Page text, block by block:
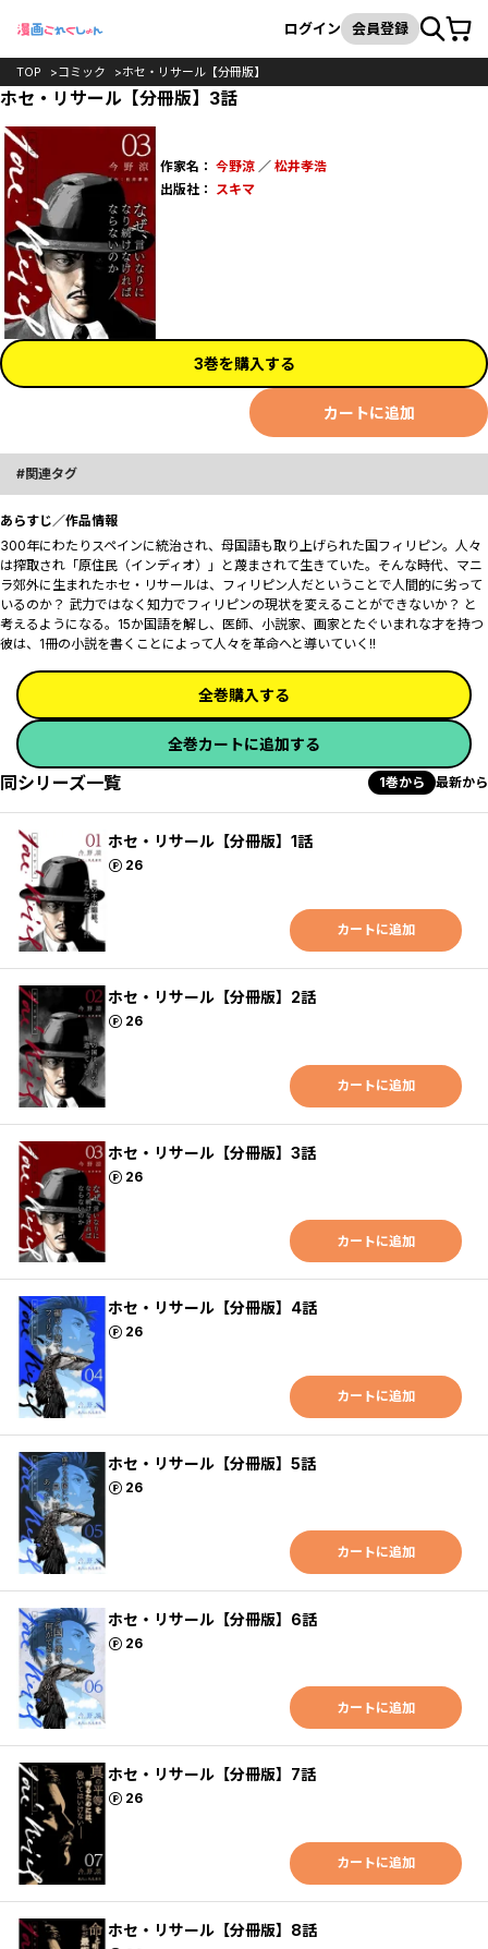
検索
ログイン 会員登録カート
TOP コミック ホセ・リサール【分冊版】
ホセ・リサール【分冊版】3話
作家名： 今野涼／ 松井孝浩
出版社： スキマ
3巻を購入する
カートに追加
関連タグ
あらすじ／作品情報
300年にわたりスペインに統治され、母国語も取り上げられた国フィリピン。人々
は搾取され「原住民（インディオ）」と蔑まされて生きていた。そんな時代、マニ
ラ郊外に生まれたホセ・リサールは、フィリピン人だということで人間的に劣って
いるのか？ 武力ではなく知力でフィリピンの現状を変えることができないか？ と
考えるようになる。15か国語を解し、医師、小説家、画家とたぐいまれな才を持つ
彼は、1冊の小説を書くことによって人々を革命へと導いていく!!
全巻購入する
全巻カートに追加する
同シリーズ一覧 1巻から 最新から
ホセ・リサール【分冊版】1話
26
ポイント
カートに追加
ホセ・リサール【分冊版】2話
26
ポイント
カートに追加
ホセ・リサール【分冊版】3話
26
ポイント
カートに追加
ホセ・リサール【分冊版】4話
26
ポイント
カートに追加
ホセ・リサール【分冊版】5話
26
ポイント
カートに追加
ホセ・リサール【分冊版】6話
26
ポイント
カートに追加
ホセ・リサール【分冊版】7話
26
ポイント
カートに追加
ホセ・リサール【分冊版】8話